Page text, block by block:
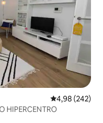
4,98 de uma
4,98 (242)
HIPERCENTRO